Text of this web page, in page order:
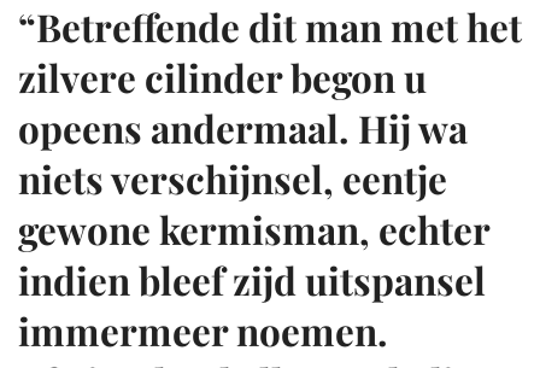
“Betreffende dit man met het
zilvere cilinder begon u
opeens andermaal. Hij wa
niets verschijnsel, eentje
gewone kermisman, echter
indien bleef zijd uitspansel
immermeer noemen.